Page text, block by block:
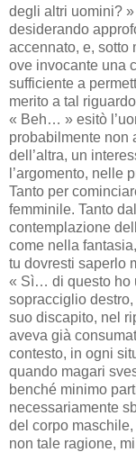
degli altri uomini?
desiderando
accennato, e, sotto
ove invocante una
sufficiente a
merito a tal
« Beh… » esitò
probabilmente non
dell’altra, un
l’argomento, nelle
Tanto per
femminile. Tanto
contemplazione
come nella
tu dovresti saperlo
« Sì… di questo ho
sopracciglio
suo discapito, nel
aveva già
contesto, in ogni
quando magari
benché minimo
necessariamente
del corpo
non tale ragione,